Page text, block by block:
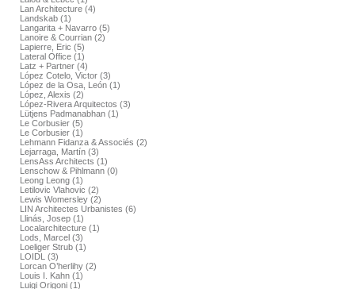
Lan Architecture (4)
Landskab (1)
Langarita + Navarro (5)
Lanoire & Courrian (2)
Lapierre, Eric (5)
Lateral Office (1)
Latz + Partner (4)
López Cotelo, Victor (3)
López de la Osa, León (1)
López, Alexis (2)
López-Rivera Arquitectos (3)
Lütjens Padmanabhan (1)
Le Corbusier (5)
Le Corbusier (1)
Lehmann Fidanza & Associés (2)
Lejarraga, Martín (3)
LensAss Architects (1)
Lenschow & Pihlmann (0)
Leong Leong (1)
Letilovic Vlahovic (2)
Lewis Womersley (2)
LIN Architectes Urbanistes (6)
Llinás, Josep (1)
Localarchitecture (1)
Lods, Marcel (3)
Loeliger Strub (1)
LOIDL (3)
Lorcan O’herlihy (2)
Louis I. Kahn (1)
Luigi Origoni (1)